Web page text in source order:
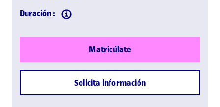
Duración :
Matricúlate
Solicita información